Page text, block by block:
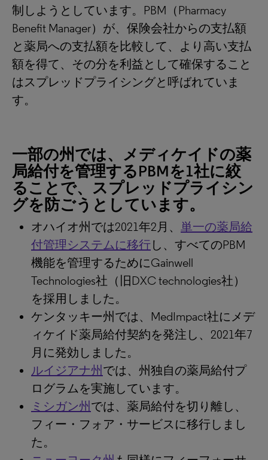
制しようとしています。PBM（Pharmacy
Benefit Manager）が、保険会社からの支払額
と薬局への支払額を比較して、より高い支払
額を得て、その分を利益として確保すること
はスプレッドプライシングと呼ばれていま
す。
一部の州では、メディケイドの薬
局給付を管理するPBMを1社に絞
ることで、スプレッドプライシン
グを防ごうとしています。
オハイオ州では2021年2月、 単一の薬局給
付管理システムに移行し、すべてのPBM
機能を管理するためにGainwell
Technologies社（旧DXC technologies社）
を採用しました。
ケンタッキー州では、MedImpact社にメデ
ィケイド薬局給付契約を発注し、2021年7
月に発効しました。
ルイジアナ州 では、州独自の薬局給付プ
ログラムを実施しています。
ミシガン州 では、薬局給付を切り離し、
フィー・フォア・サービスに移行しまし
た。